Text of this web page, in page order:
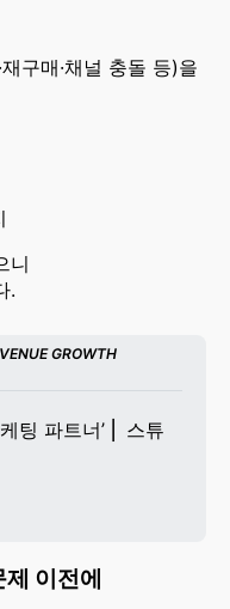
구매·채널 충돌 등)을
니
.
GROWTH
팅 파트너’ ⎜ 스튜
이전에